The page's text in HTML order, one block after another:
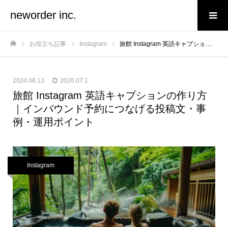
neworder inc.
お役立ち記事 Instagram 旅館 Instagram 英語キャプションの作り方｜インバウンド予約につなげる投稿文・事例・運用ポイント
2024.08.13 2026.07.1
旅館 Instagram 英語キャプションの作り方
｜インバウンド予約につなげる投稿文・事
例・運用ポイント
Instagram